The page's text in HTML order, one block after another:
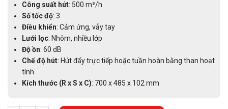
Công suất hút: 500 m³/h
Số tốc độ: 3
Điều khiển: Cảm ứng, vẫy tay
Lưới lọc: Nhôm, nhiều lớp
Độ ồn: 60 dB
Chế độ hút: Hút đẩy trực tiếp hoặc tuần hoàn bằng than hoạt
tính
Kích thước (R x S x C): 700 x 485 x 102 mm